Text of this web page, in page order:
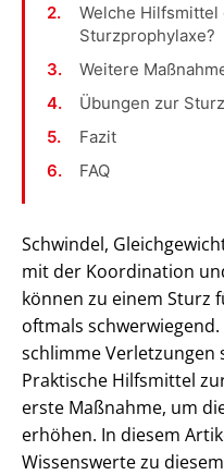
Welche Hilfsmittel
Sturzprophylaxe?
Weitere
Übungen zur
Fazit
FAQ
Schwindel,
mit der Koordination
können zu einem Sturz
oftmals
schlimme Verletzungen
Praktische Hilfsmittel
erste Maßnahme, um
erhöhen. In diesem
Wissenswerte zu